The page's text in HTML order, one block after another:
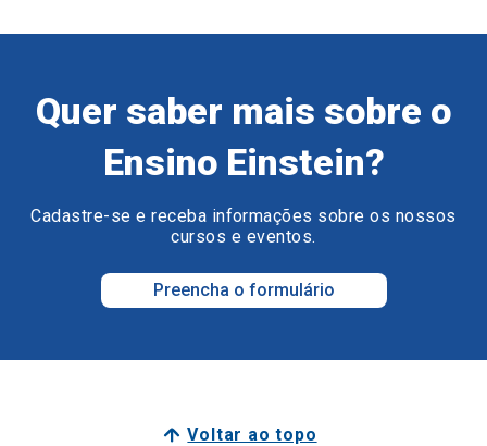
Quer saber mais sobre o
Ensino Einstein?
Cadastre-se e receba informações sobre os nossos
cursos e eventos.
Preencha o formulário
Voltar ao topo